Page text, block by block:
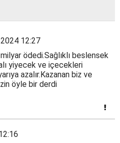
12:27
ödedi.Saĝlıklı beslensek
yiyecek ve içecekleri
azalır.Kazanan biz ve
öyle bir derdi